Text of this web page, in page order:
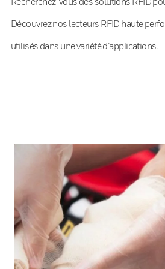
Découvrez nos lecteurs RFID haute
utilisés dans une variété d’applications.